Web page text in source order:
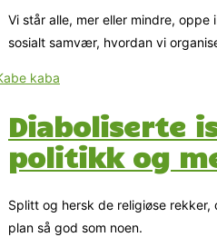
Vi står alle, mer eller mindre, oppe
sosialt samvær, hvordan vi
Diaboliserte
politikk og
Splitt og hersk de religiøse
plan så god som noen.